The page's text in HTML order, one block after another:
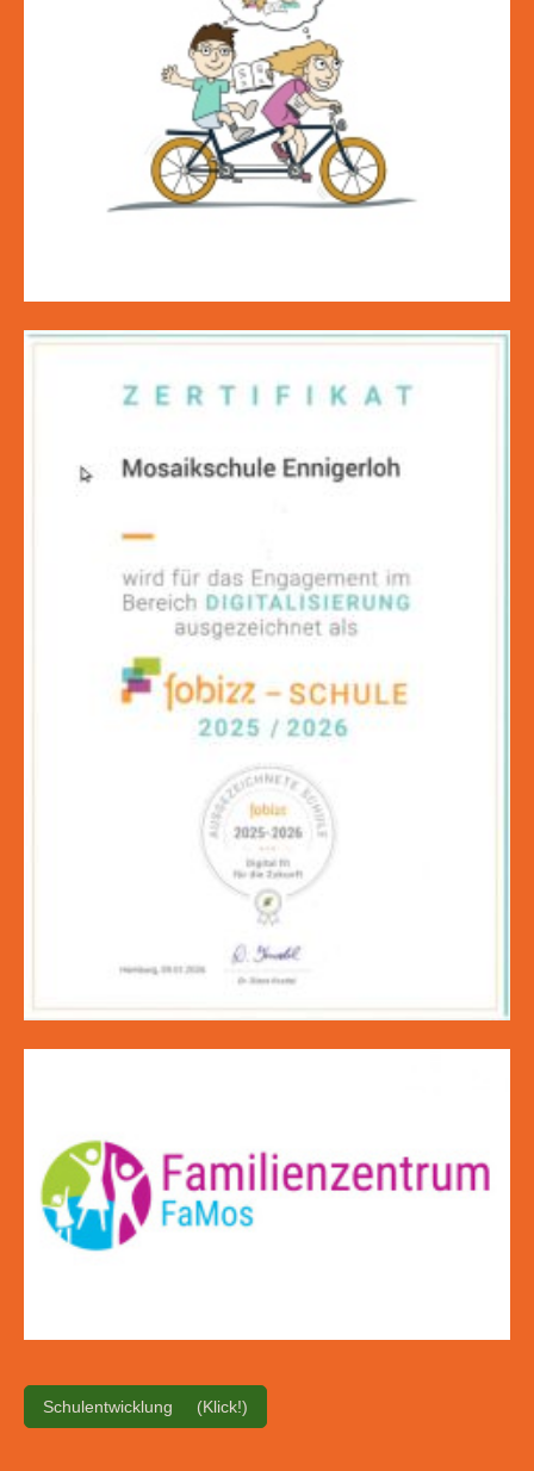
Schulentwicklung (Klick!)